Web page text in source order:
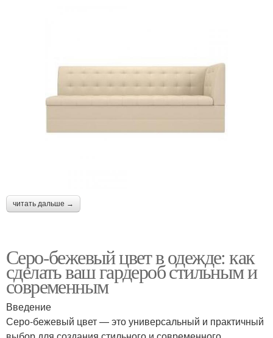
читать дальше →
Серо-бежевый цвет в одежде: как
сделать ваш гардероб стильным и
современным
Введение
Серо-бежевый цвет — это универсальный и практичный